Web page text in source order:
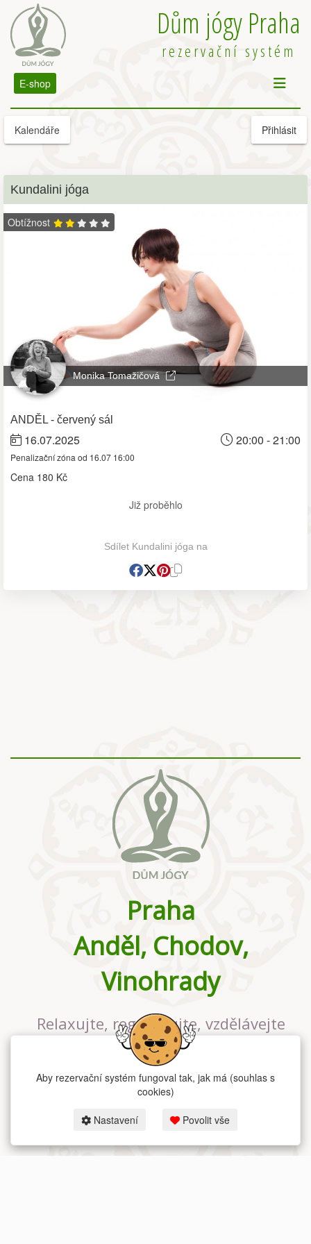
Dům jógy Praha
rezervační systém
E-shop
Kalendáře Přihlásit
Kundalini jóga
Obtížnost
Monika Tomažičová
ANDĚL - červený sál
16.07.2025 20:00 - 21:00
Penalizační zóna od 16.07 16:00
Cena 180 Kč
Již proběhlo
Sdílet Kundalini jóga na
Praha
Anděl, Chodov,
Vinohrady
Relaxujte, regenerujte, vzdělávejte
se v největším jógovém studiu v
Praze
Aby rezervační systém fungoval tak, jak má (souhlas s
cookies)
Nastavení Povolit vše